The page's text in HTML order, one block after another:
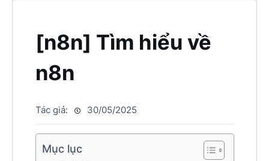
[n8n] Tìm hiểu về
n8n
Tác giả: 30/05/2025
Mục lục